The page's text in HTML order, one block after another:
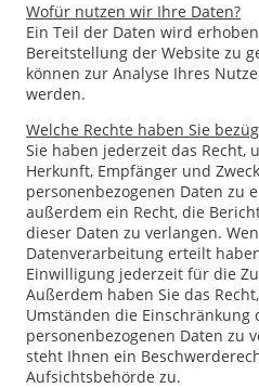
Wofür nutzen wir Ihre Daten?
Ein Teil der Daten wird
Bereitstellung der Website zu
können zur Analyse Ihres
werden.
Welche Rechte haben Sie
Sie haben jederzeit das
Herkunft, Empfänger und
personenbezogenen Daten zu
außerdem ein Recht, die
dieser Daten zu verlangen.
Datenverarbeitung erteilt
Einwilligung jederzeit für die
Außerdem haben Sie das
Umständen die
personenbezogenen Daten zu
steht Ihnen ein
Aufsichtsbehörde zu.